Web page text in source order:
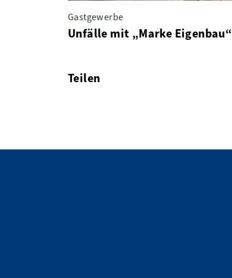
Gastgewerbe
Unfälle mit „Marke Eigenbau“
Teilen